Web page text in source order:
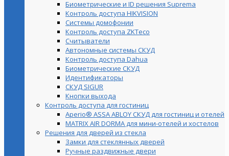
Биометрические и ID решения Suprema
Контроль доступа HIKVISION
Системы домофонии
Контроль доступа ZKTeco
Считыватели
Автономные системы СКУД
Контроль доступа Dahua
Биометрические СКУД
Идентификаторы
СКУД SIGUR
Кнопки выхода
Контроль доступа для гостиниц
Aperio® ASSA ABLOY СКУД для гостиниц и отелей
MATRIX AIR DORMA для мини-отелей и хостелов
Решения для дверей из стекла
Замки для стеклянных дверей
Ручные раздвижные двери